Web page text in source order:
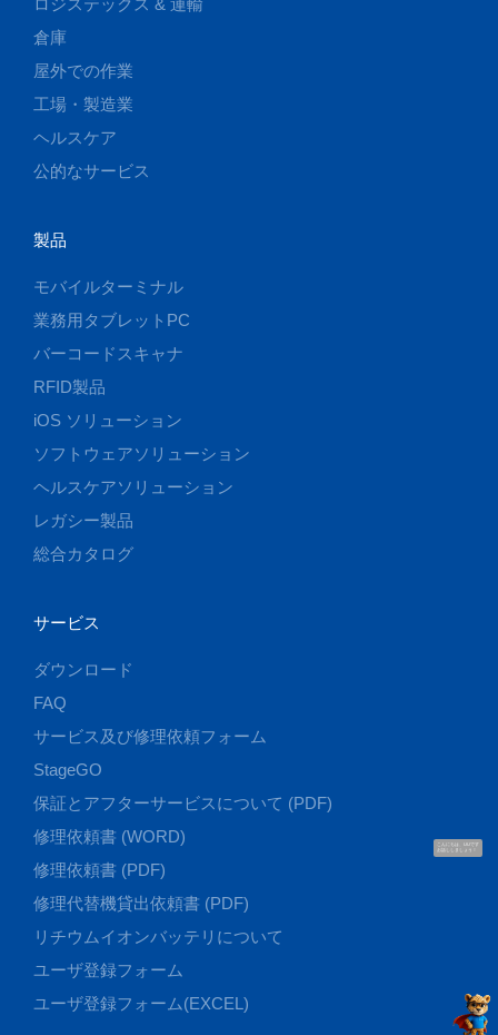
こんにちは、UUです
お話ししましょう！
ロジステックス & 運輸
倉庫
屋外での作業
工場・製造業
ヘルスケア
公的なサービス
製品
モバイルターミナル
業務用タブレットPC
バーコードスキャナ
RFID製品
iOS ソリューション
ソフトウェアソリューション
ヘルスケアソリューション
レガシー製品
総合カタログ
サービス
ダウンロード
FAQ
サービス及び修理依頼フォーム
StageGO
保証とアフターサービスについて (PDF)
修理依頼書 (WORD)
修理依頼書 (PDF)
修理代替機貸出依頼書 (PDF)
リチウムイオンバッテリについて
ユーザ登録フォーム
ユーザ登録フォーム(EXCEL)